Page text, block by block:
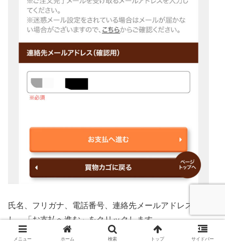
氏名、フリガナ、電話番号、連絡先メールアドレスを入力
し、「お支払へ進む」をクリックします。
メニュー ホーム 検索 トップ サイドバー